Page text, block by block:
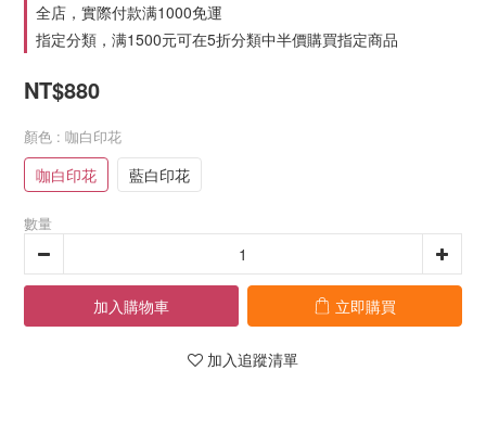
全店，實際付款满1000免運
指定分類，满1500元可在5折分類中半價購買指定商品
NT$880
顏色 : 咖白印花
咖白印花 藍白印花
數量
加入購物車 立即購買
加入追蹤清單